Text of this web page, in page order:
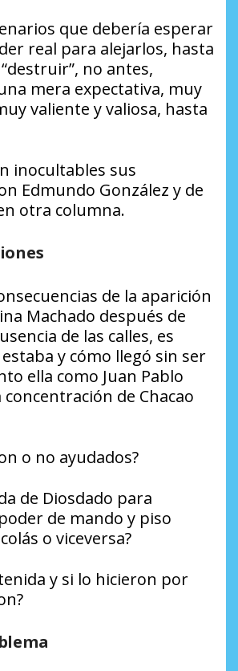
que debería esperar
real para alejarlos, hasta
no antes,
mera expectativa, muy
valiente y valiosa, hasta
inocultables sus
Edmundo González y de
otra columna.
de la aparición
Machado después de
de las calles, es
y cómo llegó sin ser
ella como Juan Pablo
concentración de Chacao
o no ayudados?
de Diosdado para
de mando y piso
o viceversa?
y si lo hicieron por